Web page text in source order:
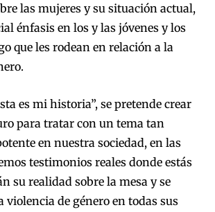
las mujeres y su situación actual,
énfasis en los y las jóvenes y los
que les rodean en relación a la
es mi historia”, se pretende crear
para tratar con un tema tan
en nuestra sociedad, en las
testimonios reales donde estás
su realidad sobre la mesa y se
violencia de género en todas sus